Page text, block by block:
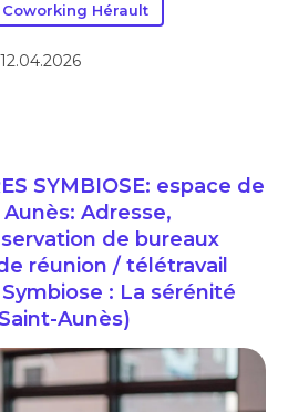
Coworking Hérault
12.04.2026
SYMBIOSE: espace de
Adresse,
de bureaux
réunion / télétravail
: La sérénité
Aunès)